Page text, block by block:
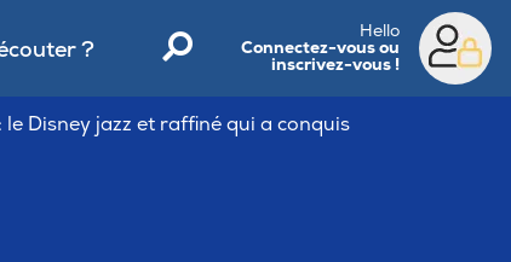
?
Hello
Connectez-vous ou
inscrivez-vous !
le Disney jazz et raffiné qui a conquis